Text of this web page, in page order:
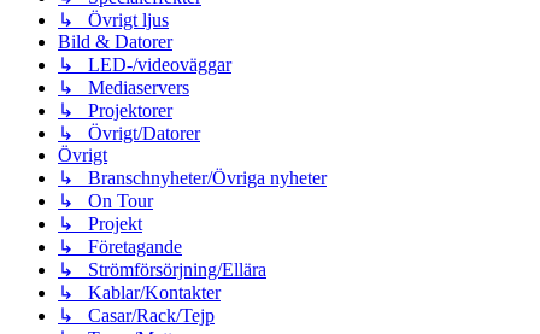
↳ Övrigt ljus
Bild & Datorer
↳ LED-/videoväggar
↳ Mediaservers
↳ Projektorer
↳ Övrigt/Datorer
Övrigt
↳ Branschnyheter/Övriga nyheter
↳ On Tour
↳ Projekt
↳ Företagande
↳ Strömförsörjning/Ellära
↳ Kablar/Kontakter
↳ Casar/Rack/Tejp